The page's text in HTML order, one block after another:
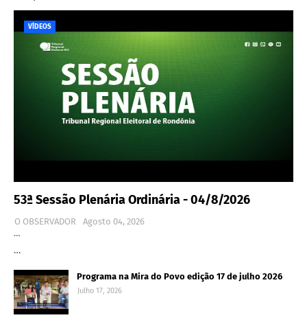
VÍDEOS
53ª Sessão Plenária Ordinária - 04/8/2026
O OBSERVADOR
Agosto 04, 2026
…
…
Programa na Mira do Povo edição 17 de julho 2026
Julho 17, 2026